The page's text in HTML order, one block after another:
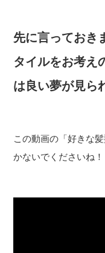
先に言っておき
タイルをお考え
は良い夢が見ら
この動画の「好きな
かないでくださいね！